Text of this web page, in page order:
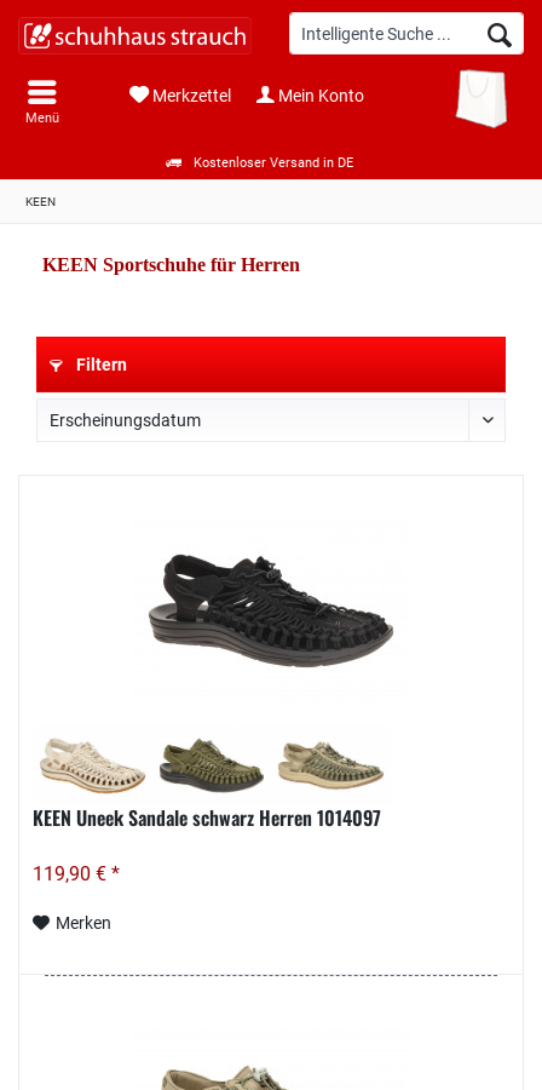
Kostenloser Versand in DE
Menü
Merkzettel Mein Konto
KEEN
KEEN Sportschuhe für Herren
Filtern
KEEN Uneek Sandale schwarz Herren 1014097
119,90 € *
Merken